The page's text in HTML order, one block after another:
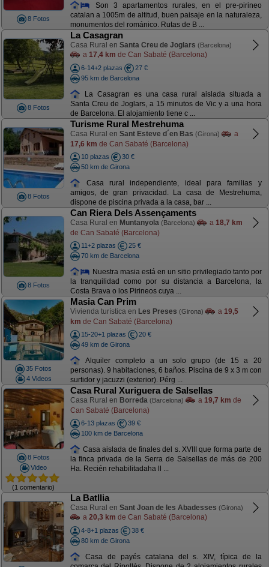
8 Fotos
Son 3 apartamentos rurales, en el pre-pirineo
catalan a 1005m de altitud, buen paisaje en la naturaleza,
monumentos del románico. Rutas de B ...
8 Fotos
La Casagran
Casa Rural en Santa Creu de Joglars (Barcelona)
a 17,4 km de Can Sabaté (Barcelona)
6-14+2 plazas
27 €
95 km de Barcelona
La Casagran es una casa rural aislada situada a
Santa Creu de Joglars, a 15 minutos de Vic y a una hora
de Barcelona. El alojamiento tiene c ...
8 Fotos
Turisme Rural Mestrehuma
Casa Rural en Sant Esteve d´en Bas (Girona)
a
17,6 km de Can Sabaté (Barcelona)
10 plazas
30 €
50 km de Girona
Casa rural independiente, ideal para familias y
amigos, de gran privacidad. La casa de Mestrehuma,
dispone de piscina privada a la casa, bar ...
8 Fotos
Can Riera Dels Assençaments
Casa Rural en Muntanyola (Barcelona) a 18,7 km
de Can Sabaté (Barcelona)
11+2 plazas
25 €
70 km de Barcelona
Nuestra masia está en un sitio privilegiado tanto por
la tranquilidad como por su distancia a Barcelona, la
Costa Brava o los Pirineos cuya ...
35 Fotos
4 Videos
Masia Can Prim
Vivienda turística en Les Preses (Girona) a 19,5
km de Can Sabaté (Barcelona)
15-20+1 plazas
20 €
49 km de Girona
Alquiler completo a un solo grupo (de 15 a 20
personas). 9 habitaciones, 6 baños. Piscina de 9 x 3 m con
surtidor y jacuzzi (exterior). Pérg ...
8 Fotos
Video
(1 comentario)
Casa Rural Xuriguera de Salsellas
Casa Rural en Borreda (Barcelona) a 19,7 km de
Can Sabaté (Barcelona)
6-13 plazas
39 €
100 km de Barcelona
Casa aislada de finales del s. XVIII que forma parte de
la finca privada de la Serra de Salsellas de más de 200
Ha. Recién rehabilitadaha ll ...
La Batllia
Casa Rural en Sant Joan de les Abadesses (Girona)
a 20,3 km de Can Sabaté (Barcelona)
4-8+1 plazas
38 €
80 km de Girona
Casa de payés catalana del s. XIV, típica de la